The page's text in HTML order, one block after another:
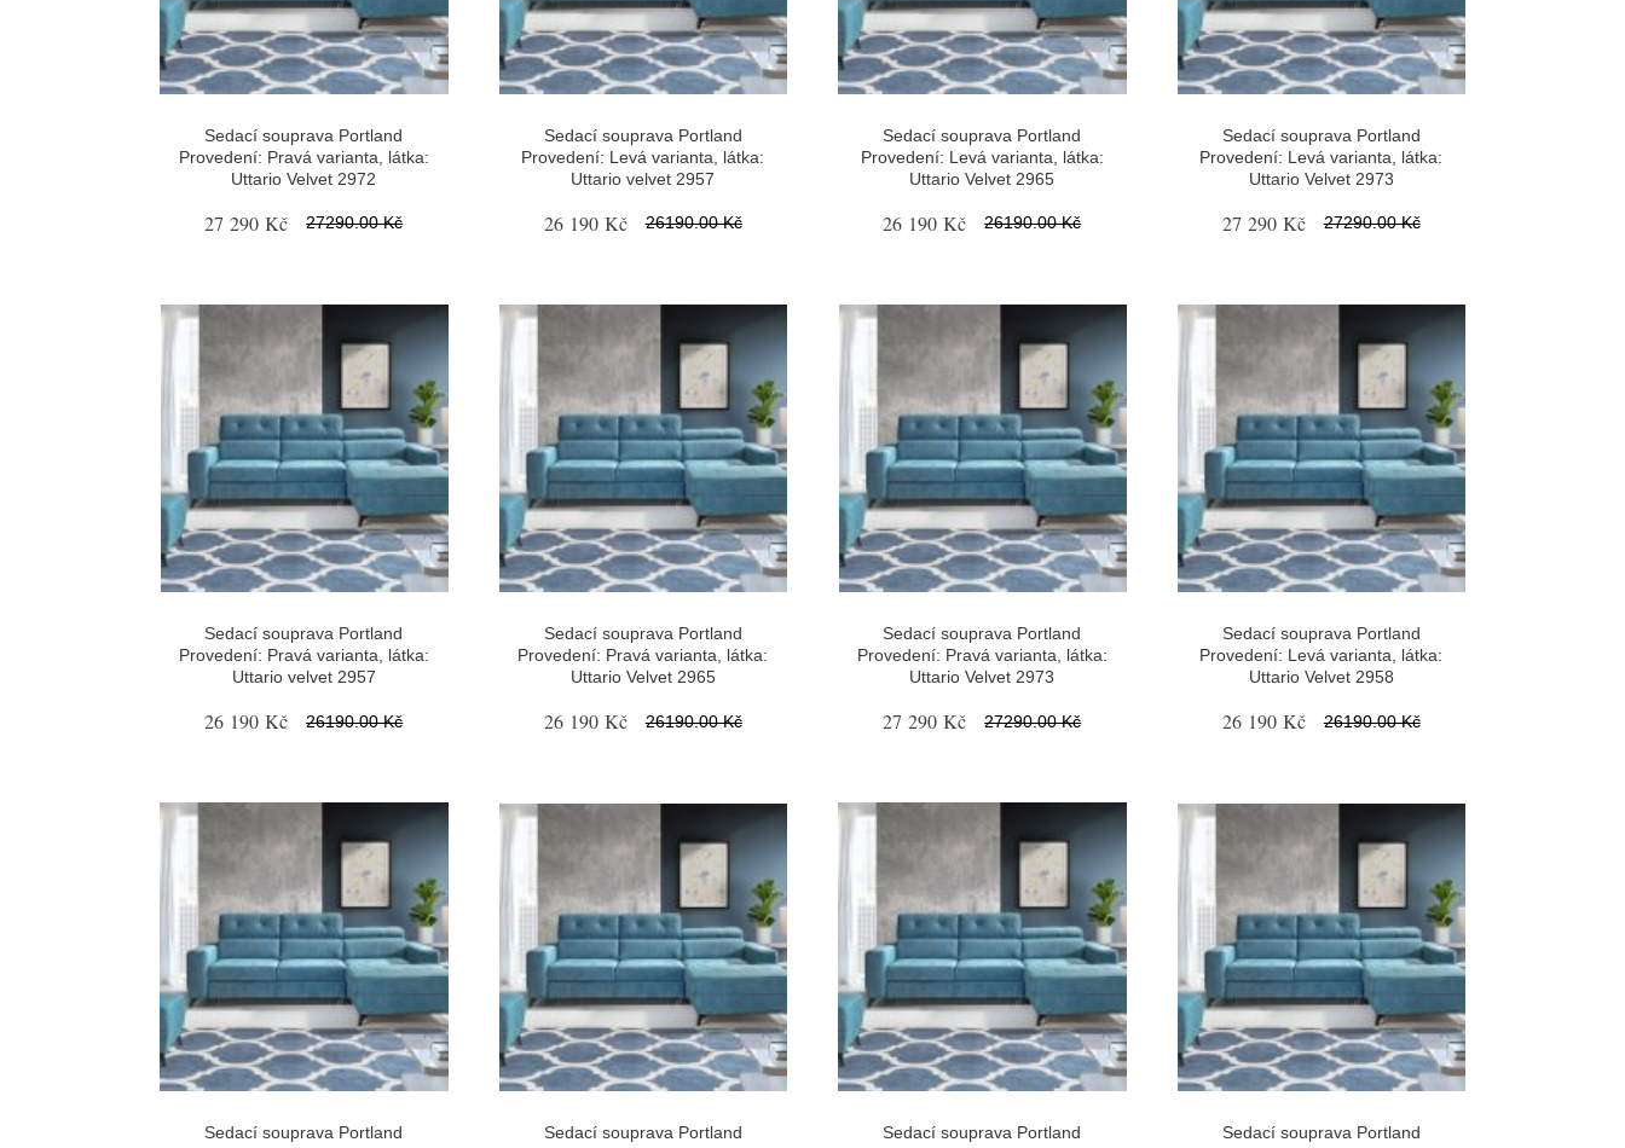
Sedací souprava Portland
Provedení: Pravá varianta, látka:
Uttario Velvet 2972
27 290 Kč 27290.00 Kč
Sedací souprava Portland
Provedení: Levá varianta, látka:
Uttario velvet 2957
26 190 Kč 26190.00 Kč
Sedací souprava Portland
Provedení: Levá varianta, látka:
Uttario Velvet 2965
26 190 Kč 26190.00 Kč
Sedací souprava Portland
Provedení: Levá varianta, látka:
Uttario Velvet 2973
27 290 Kč 27290.00 Kč
Sedací souprava Portland
Provedení: Pravá varianta, látka:
Uttario velvet 2957
26 190 Kč 26190.00 Kč
Sedací souprava Portland
Provedení: Pravá varianta, látka:
Uttario Velvet 2965
26 190 Kč 26190.00 Kč
Sedací souprava Portland
Provedení: Pravá varianta, látka:
Uttario Velvet 2973
27 290 Kč 27290.00 Kč
Sedací souprava Portland
Provedení: Levá varianta, látka:
Uttario Velvet 2958
26 190 Kč 26190.00 Kč
Sedací souprava Portland
Sedací souprava Portland
Sedací souprava Portland
Sedací souprava Portland